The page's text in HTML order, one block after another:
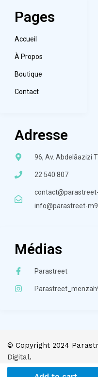
Pages
Accueil
À Propos
Boutique
Contact
Adresse
96, Av. Abdelãazizi
22 540 807
info@parastreet-
Médias
Parastreet
© Copyright 2024
Digital.